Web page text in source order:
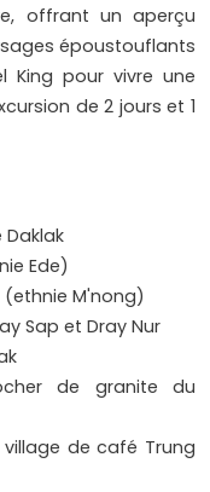
offrant un aperçu
époustouflants
King pour vivre une
de 2 jours et 1
Ede)
(ethnie M'nong)
Sap et Dray Nur
de granite du
de café Trung